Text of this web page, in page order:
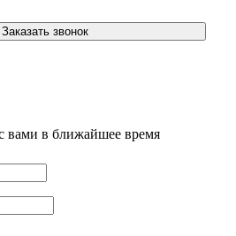
Заказать звонок
вами в ближайшее время